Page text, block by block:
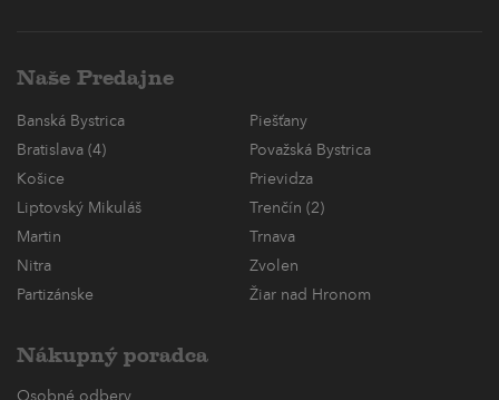
Naše Predajne
Banská Bystrica
Piešťany
Bratislava (4)
Považská Bystrica
Košice
Prievidza
Liptovský Mikuláš
Trenčín (2)
Martin
Trnava
Nitra
Zvolen
Partizánske
Žiar nad Hronom
Nákupný poradca
Osobné odbery